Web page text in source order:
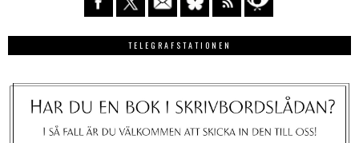
TELEGRAFSTATIONEN